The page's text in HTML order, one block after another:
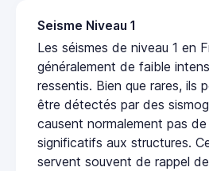
Seisme Niveau 1
Les séismes de niveau 1 en
généralement de faible
ressentis. Bien que rares, ils
être détectés par des
causent normalement pas
significatifs aux structures.
servent souvent de rappel